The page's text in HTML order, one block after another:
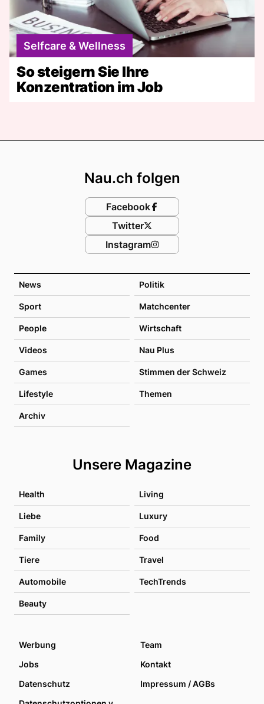
Selfcare & Wellness
So steigern Sie Ihre
Konzentration im Job
News Politik
Sport Matchcenter
People Wirtschaft
Videos Nau Plus
Games Stimmen der Schweiz
Lifestyle Themen
Archiv
Unsere Magazine
Health Living
Liebe Luxury
Family Food
Tiere Travel
Automobile TechTrends
Beauty
Nau.ch folgen
Facebook
Twitter
Instagram
Werbung
Team
Jobs
Kontakt
Datenschutz
Impressum / AGBs